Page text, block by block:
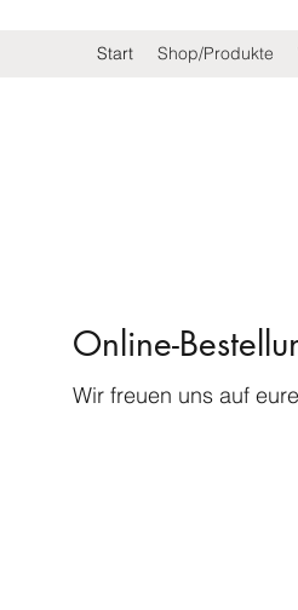
Start Shop/Produkte
Online-
Wir freuen uns auf